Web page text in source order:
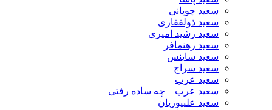
سعید چوپانی
سعید ذولفقاری
سعید رشید امیری
سعید رهنمافر
سعید ساینس
سعید سراج
سعید عرب
سعید عرب – چه ساده رفتی
سعید علیپوریان